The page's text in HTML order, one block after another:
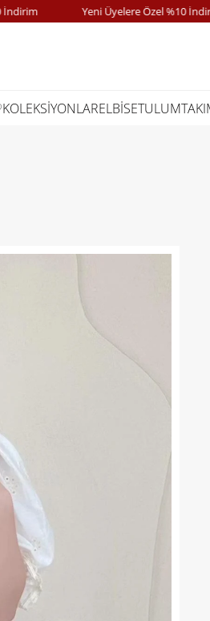
Yeni Üyelere Özel %10 İndirim
KOLEKSİYONLARELBİSETULUM